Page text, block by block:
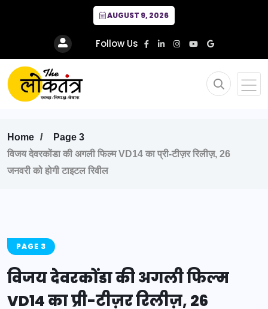
AUGUST 9, 2026
Follow Us
Home
Page 3
विजय देवरकोंडा की अगली फिल्म VD14 का प्री-टीज़र रिलीज़, 26
जनवरी को होगी टाइटल रिवील
PAGE 3
विजय देवरकोंडा की अगली फिल्म
VD14 का प्री-टीज़र रिलीज़, 26